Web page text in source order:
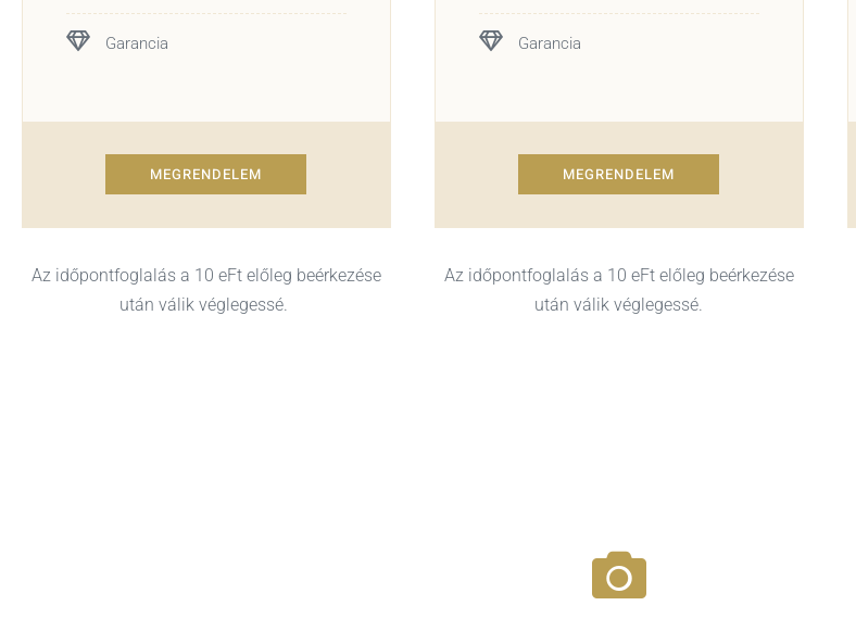
Garancia
MEGRENDELEM
Az időpontfoglalás a 10 eFt előleg beérkezése
után válik véglegessé.
Garancia
MEGRENDELEM
Az időpontfoglalás a 10 eFt előleg beérkezése
után válik véglegessé.